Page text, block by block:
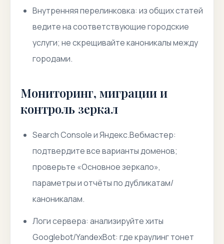
Внутренняя перелинковка: из общих статей
ведите на соответствующие городские
услуги; не скрещивайте каноникалы между
городами.
Мониторинг, миграции и
контроль зеркал
Search Console и Яндекс.Вебмастер:
подтвердите все варианты доменов;
проверьте «Основное зеркало»,
параметры и отчёты по дубликатам/
каноникалам.
Логи сервера: анализируйте хиты
Googlebot/YandexBot: где краулинг тонет